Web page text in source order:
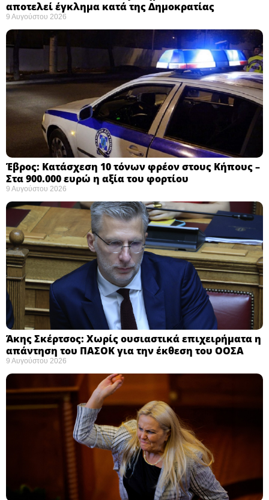
αποτελεί έγκλημα κατά της Δημοκρατίας ​
9 Αυγούστου 2026
Έβρος: Κατάσχεση 10 τόνων φρέον στους Κήπους –
Στα 900.000 ευρώ η αξία του φορτίου ​
9 Αυγούστου 2026
Άκης Σκέρτσος: Χωρίς ουσιαστικά επιχειρήματα η
απάντηση του ΠΑΣΟΚ για την έκθεση του ΟΟΣΑ ​
9 Αυγούστου 2026